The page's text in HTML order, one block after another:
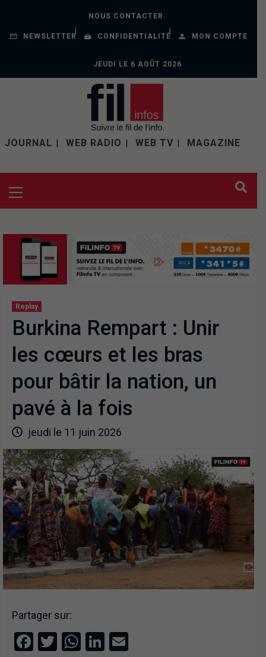
NOUS CONTACTER
NEWSLETTER CONFIDENTIALITÉ MON COMPTE
JEUDI LE 6 AOÛT 2026
JOURNAL WEB RADIO WEB TV MAGAZINE
Replay
Burkina Rempart : Unir
les cœurs et les bras
pour bâtir la nation, un
pavé à la fois
jeudi le 11 juin 2026
Partager sur:
Facebook
Twitter
WhatsApp
LinkedIn